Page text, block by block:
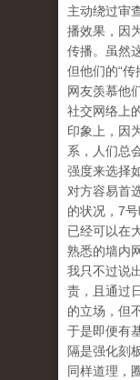
主动绕过审
播效果，因
传播。虽然
但他们的“传
网友羡慕他
社交网络上
印象上，因
系，人们总
强度来选择
对方容易首
的状况，7
已经可以在
熟悉的墙内
我只不过说
责，且通过
的立场，但
于是即便有
隔是强化刻
同样道理，